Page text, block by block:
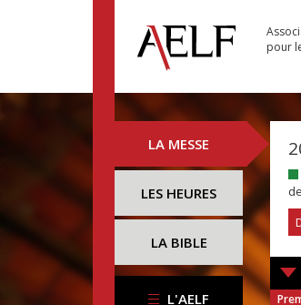
pour
LA MESSE
LES HEURES
LA BIBLE
L'AELF